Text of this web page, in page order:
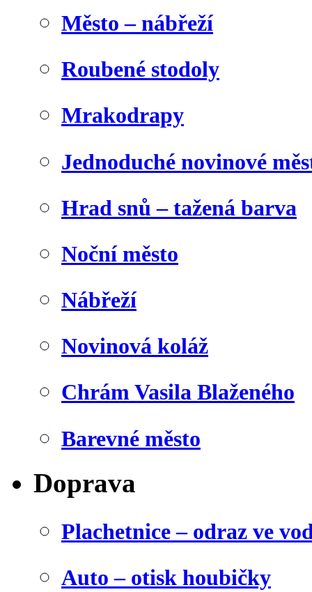
Město – nábřeží
Roubené stodoly
Mrakodrapy
Jednoduché novinové
Hrad snů – tažená barva
Noční město
Nábřeží
Novinová koláž
Chrám Vasila Blaženého
Barevné město
Doprava
Plachetnice – odraz ve
Auto – otisk houbičky